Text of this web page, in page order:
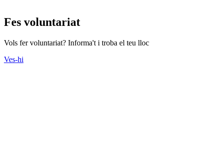
Fes voluntariat
Vols fer voluntariat? Informa't i troba el teu lloc
Ves-hi